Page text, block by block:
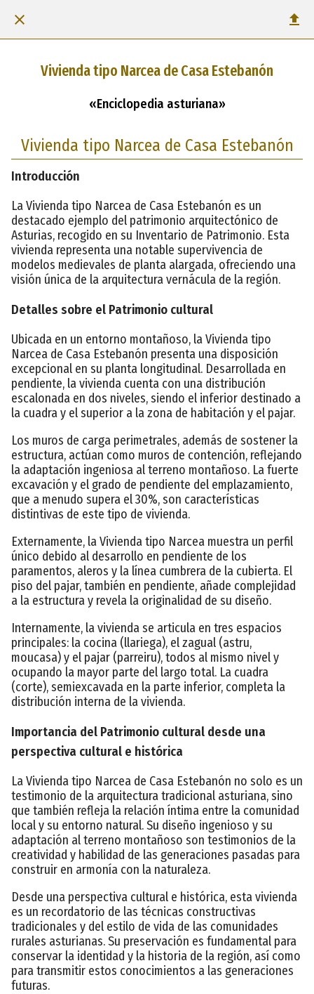
Vivienda tipo Narcea de Casa Estebanón
«Enciclopedia asturiana»
Vivienda tipo Narcea de Casa Estebanón
Introducción
La Vivienda tipo Narcea de Casa Estebanón es un
destacado ejemplo del patrimonio arquitectónico de
Asturias, recogido en su Inventario de Patrimonio. Esta
vivienda representa una notable supervivencia de
modelos medievales de planta alargada, ofreciendo una
visión única de la arquitectura vernácula de la región.
Detalles sobre el Patrimonio cultural
Ubicada en un entorno montañoso, la Vivienda tipo
Narcea de Casa Estebanón presenta una disposición
excepcional en su planta longitudinal. Desarrollada en
pendiente, la vivienda cuenta con una distribución
escalonada en dos niveles, siendo el inferior destinado a
la cuadra y el superior a la zona de habitación y el pajar.
Los muros de carga perimetrales, además de sostener la
estructura, actúan como muros de contención, reflejando
la adaptación ingeniosa al terreno montañoso. La fuerte
excavación y el grado de pendiente del emplazamiento,
que a menudo supera el 30%, son características
distintivas de este tipo de vivienda.
Externamente, la Vivienda tipo Narcea muestra un perfil
único debido al desarrollo en pendiente de los
paramentos, aleros y la línea cumbrera de la cubierta. El
piso del pajar, también en pendiente, añade complejidad
a la estructura y revela la originalidad de su diseño.
Internamente, la vivienda se articula en tres espacios
principales: la cocina (llariega), el zagual (astru,
moucasa) y el pajar (parreiru), todos al mismo nivel y
ocupando la mayor parte del largo total. La cuadra
(corte), semiexcavada en la parte inferior, completa la
distribución interna de la vivienda.
Importancia del Patrimonio cultural desde una
perspectiva cultural e histórica
La Vivienda tipo Narcea de Casa Estebanón no solo es un
testimonio de la arquitectura tradicional asturiana, sino
que también refleja la relación íntima entre la comunidad
local y su entorno natural. Su diseño ingenioso y su
adaptación al terreno montañoso son testimonios de la
creatividad y habilidad de las generaciones pasadas para
construir en armonía con la naturaleza.
Desde una perspectiva cultural e histórica, esta vivienda
es un recordatorio de las técnicas constructivas
tradicionales y del estilo de vida de las comunidades
rurales asturianas. Su preservación es fundamental para
conservar la identidad y la historia de la región, así como
para transmitir estos conocimientos a las generaciones
futuras.